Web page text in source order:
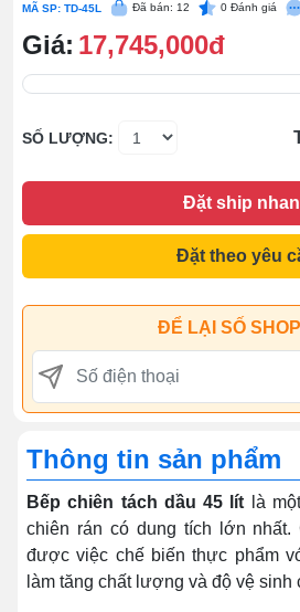
MÃ SP: TD-45L Đã bán: 12 0 Đánh giá
Giá: 17,745,000đ
SỐ LƯỢNG:
Đặt ship
Đặt theo yêu
ĐỂ LẠI SỐ SHOP
Thông tin sản phẩm
Bếp chiên tách dầu 45 lít
là
chiên rán có dung tích lớn
được việc chế biến thực phẩm
làm tăng chất lượng và độ vệ sinh